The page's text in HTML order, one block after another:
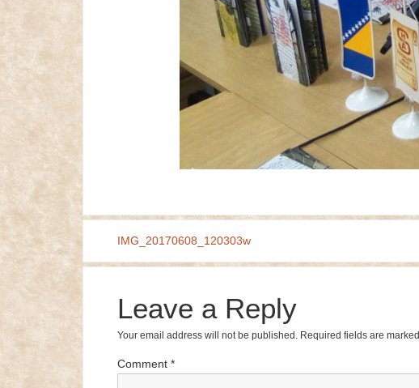
IMG_20170608_120303w
Leave a Reply
Your email address will not be published. Required fields are marked
Comment *